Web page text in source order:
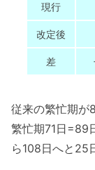
現行
改定後
差
従来の繁忙期が
繁忙期71日=89
ら108日へと25